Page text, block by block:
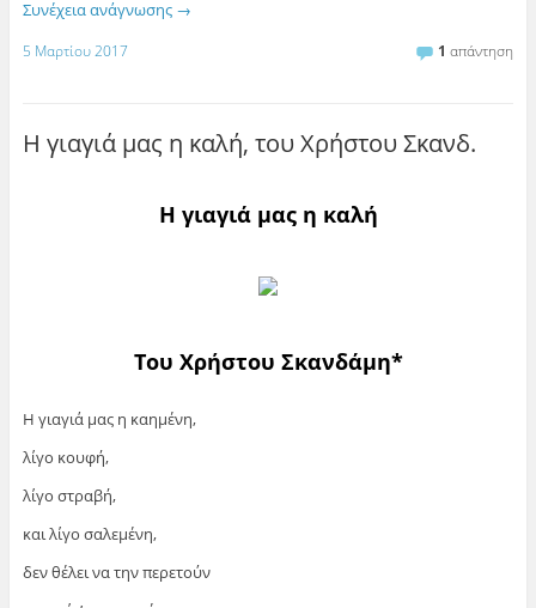
Συνέχεια ανάγνωσης →
5 Μαρτίου 2017 1 απάντηση
Η γιαγιά μας η καλή, του Χρήστου Σκανδ.
Η γιαγιά μας η καλή
Του Χρήστου Σκανδάμη*
Η γιαγιά μας η καημένη,
λίγο κουφή,
λίγο στραβή,
και λίγο σαλεμένη,
δεν θέλει να την περετούν